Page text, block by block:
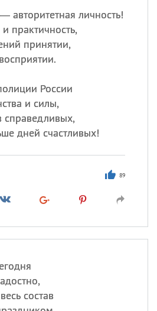
авторитетная личность!
практичность,
принятии,
России
и силы,
справедливых,
дней счастливых!
89
состав